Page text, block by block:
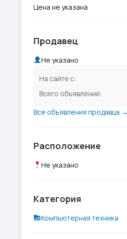
Цена не указана
Продавец
Не указано
На сайте с:
Всего объявлений:
Все объявления продавца →
Расположение
Не указано
Категория
Компьютерная техника